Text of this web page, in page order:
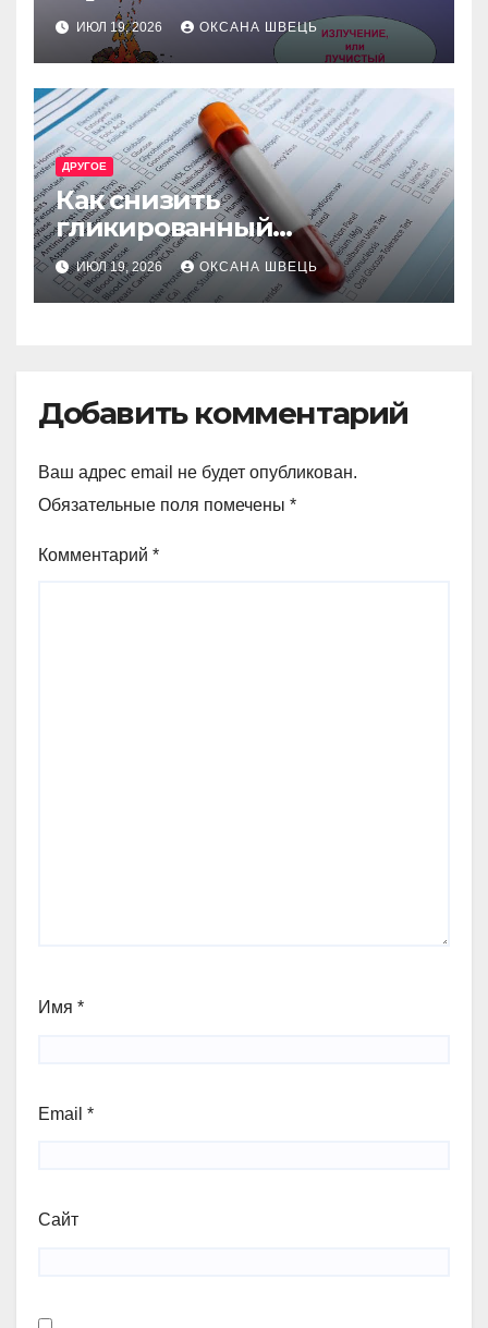
теплопередача в
жидкостях и газах
ИЮЛ 19, 2026 ОКСАНА ШВЕЦЬ
ДРУГОЕ
Как снизить
гликированный
гемоглобин безопасно и
эффективно
ИЮЛ 19, 2026 ОКСАНА ШВЕЦЬ
Добавить комментарий
Ваш адрес email не будет опубликован.
Обязательные поля помечены *
Комментарий *
Имя *
Email *
Сайт